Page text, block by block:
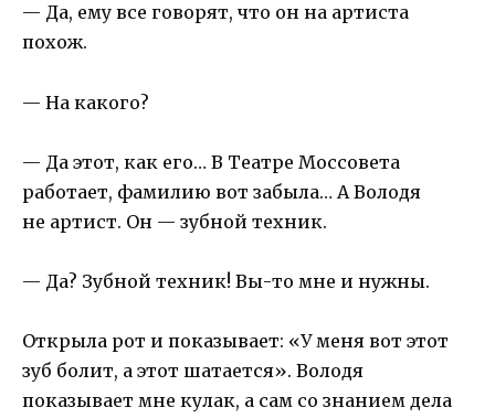
— Да, ему все говорят, что он на артиста
похож.
— На какого?
— Да этот, как его… В Театре Моссовета
работает, фамилию вот забыла… А Володя
не артист. Он — зубной техник.
— Да? Зубной техник! Вы-то мне и нужны.
Открыла рот и показывает: «У меня вот этот
зуб болит, а этот шатается». Володя
показывает мне кулак, а сам со знанием дела